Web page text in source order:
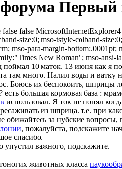
Первый
false false
size:0; mso-tstyle-colband-
mso-para-margin-
New Roman"; mso-ansi-
поймал 10 маток. 13 июня как я
там много. Налил воды и ватку
Боюсь их беспокоить, шприцы
есть большая кормовая база :
использовал. Я ток не понял
из шприца. т.е. при
обижайтесь за нубские
, пожалуйста, подскажите
спасибо.
упустил важного, подскажите.
животных класса